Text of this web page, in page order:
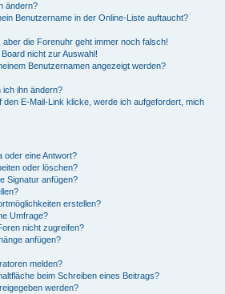
ändern?
Benutzername in der Online-Liste auftaucht?
die Forenuhr geht immer noch falsch!
nicht zur Auswahl!
Benutzernamen angezeigt werden?
ich ihn ändern?
den E-Mail-Link klicke, werde ich aufgefordert, mich
oder eine Antwort?
oder löschen?
Signatur anfügen?
erstellen?
Umfrage?
nicht zugreifen?
anfügen?
melden?
beim Schreiben eines Beitrags?
werden?